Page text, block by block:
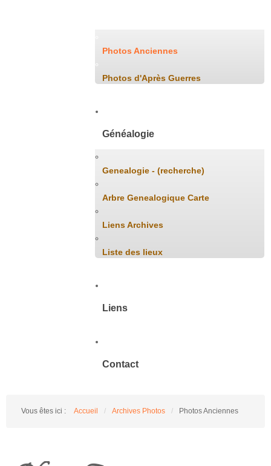
Photos Anciennes
Photos d'Après Guerres
Généalogie
Genealogie - (recherche)
Arbre Genealogique Carte
Liens Archives
Liste des lieux
Liens
Contact
Vous êtes ici : Accueil / Archives Photos / Photos Anciennes